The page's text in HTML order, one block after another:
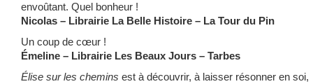
envoûtant. Quel bonheur !
Nicolas – Librairie La Belle Histoire – La Tour du Pin
Un coup de cœur !
Émeline – Librairie Les Beaux Jours – Tarbes
Élise sur les chemins est à découvrir, à laisser résonner en soi,